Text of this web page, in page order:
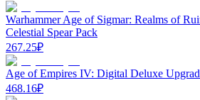
Warhammer Age of Sigmar: Realms of
Celestial Spear Pack
267.25₽
Age of Empires IV: Digital Deluxe
468.16₽